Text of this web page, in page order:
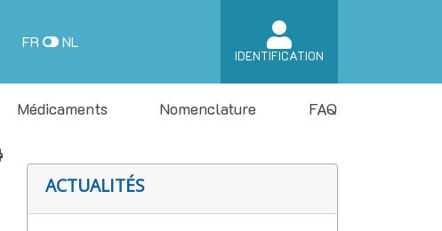
FR NL
IDENTIFICATION
Médicaments Nomenclature FAQ
ACTUALITÉS